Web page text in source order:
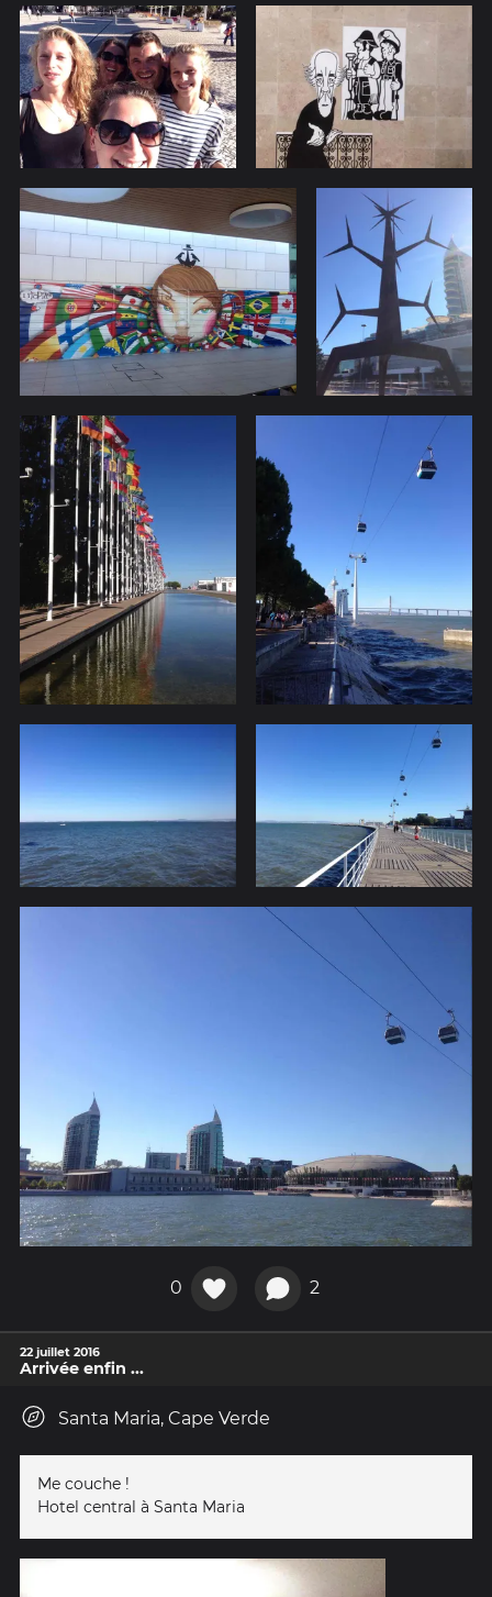
0 2
22 juillet 2016
Arrivée enfin ...
Santa Maria, Cape Verde
Me couche !
Hotel central à Santa Maria